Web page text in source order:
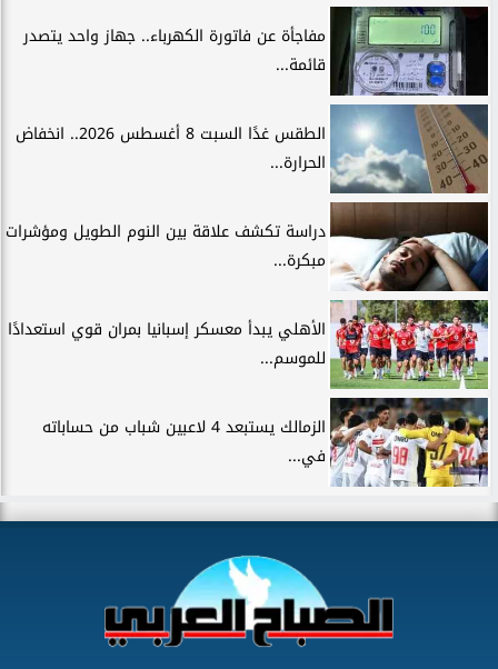
مفاجأة عن فاتورة الكهرباء.. جهاز واحد يتصدر
قائمة...
الطقس غدًا السبت 8 أغسطس 2026.. انخفاض
الحرارة...
دراسة تكشف علاقة بين النوم الطويل ومؤشرات
مبكرة...
الأهلي يبدأ معسكر إسبانيا بمران قوي استعدادًا
للموسم...
الزمالك يستبعد 4 لاعبين شباب من حساباته
في...